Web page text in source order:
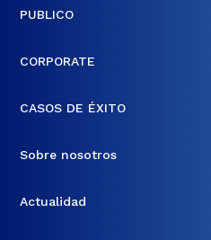
PUBLICO
CORPORATE
CASOS DE ÉXITO
Sobre nosotros
Actualidad